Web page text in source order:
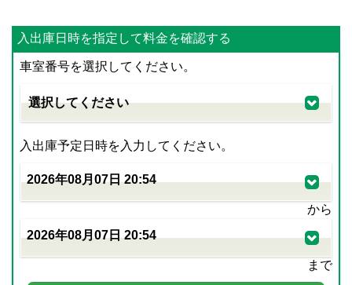
入出庫日時を指定して料金を確認する
車室番号を選択してください。
入出庫予定日時を入力してください。
から
まで